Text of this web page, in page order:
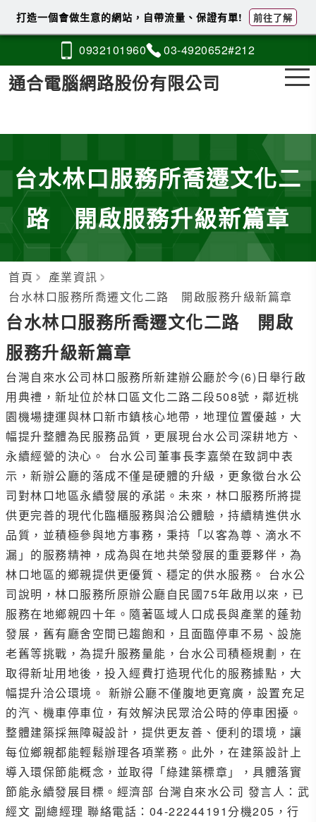
0932101960 03-4920652#212
通合電腦網路股份有限公司
台水林口服務所喬遷文化二
路 開啟服務升級新篇章
首頁
產業資訊
台水林口服務所喬遷文化二路 開啟服務升級新篇章
台水林口服務所喬遷文化二路 開啟
服務升級新篇章
台灣自來水公司林口服務所新建辦公廳於今(6)日舉行啟
用典禮，新址位於林口區文化二路二段508號，鄰近桃
園機場捷運與林口新市鎮核心地帶，地理位置優越，大
幅提升整體為民服務品質，更展現台水公司深耕地方、
永續經營的決心。 台水公司董事長李嘉榮在致詞中表
示，新辦公廳的落成不僅是硬體的升級，更象徵台水公
司對林口地區永續發展的承諾。未來，林口服務所將提
供更完善的現代化臨櫃服務與洽公體驗，持續精進供水
品質，並積極參與地方事務，秉持「以客為尊、滴水不
漏」的服務精神，成為與在地共榮發展的重要夥伴，為
林口地區的鄉親提供更優質、穩定的供水服務。 台水公
司說明，林口服務所原辦公廳自民國75年啟用以來，已
服務在地鄉親四十年。隨著區域人口成長與產業的蓬勃
發展，舊有廳舍空間已趨飽和，且面臨停車不易、設施
老舊等挑戰，為提升服務量能，台水公司積極規劃，在
取得新址用地後，投入經費打造現代化的服務據點，大
幅提升洽公環境。 新辦公廳不僅腹地更寬廣，設置充足
的汽、機車停車位，有效解決民眾洽公時的停車困擾。
整體建築採無障礙設計，提供更友善、便利的環境，讓
每位鄉親都能輕鬆辦理各項業務。此外，在建築設計上
導入環保節能概念，並取得「綠建築標章」，具體落實
節能永續發展目標。經濟部 台灣自來水公司 發言人：武
經文 副總經理 聯絡電話：04-22244191分機205，行
打造一個會做生意的網站，自帶流量、保證有單! 前往了解